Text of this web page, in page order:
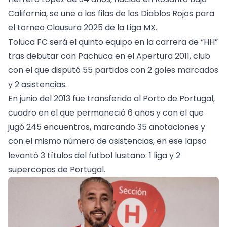
California, se une a las filas de los Diablos Rojos para
el torneo Clausura 2025 de la Liga MX.
Toluca FC será el quinto equipo en la carrera de “HH”
tras debutar con Pachuca en el Apertura 2011, club
con el que disputó 55 partidos con 2 goles marcados
y 2 asistencias.
En junio del 2013 fue transferido al Porto de Portugal,
cuadro en el que permaneció 6 años y con el que
jugó 245 encuentros, marcando 35 anotaciones y
con el mismo número de asistencias, en ese lapso
levantó 3 títulos del futbol lusitano: 1 liga y 2
supercopas de Portugal.